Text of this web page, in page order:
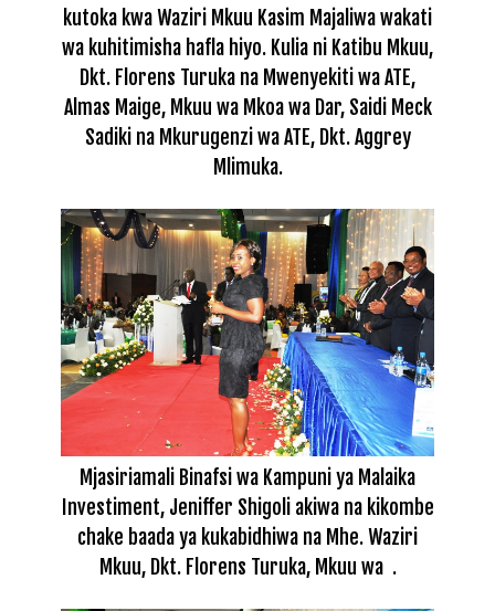
kutoka kwa Waziri Mkuu Kasim Majaliwa wakati
wa kuhitimisha hafla hiyo. Kulia ni Katibu Mkuu,
Dkt. Florens Turuka na Mwenyekiti wa ATE,
Almas Maige, Mkuu wa Mkoa wa Dar, Saidi Meck
Sadiki na Mkurugenzi wa ATE, Dkt. Aggrey
Mlimuka.
Mjasiriamali Binafsi wa Kampuni ya Malaika
Investiment, Jeniffer Shigoli akiwa na kikombe
chake baada ya kukabidhiwa na Mhe. Waziri
Mkuu, Dkt. Florens Turuka, Mkuu wa .